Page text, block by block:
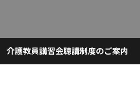
介護教員講習会聴講制度のご案内